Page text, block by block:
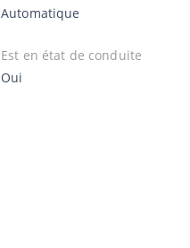
Automatique
Est en état de conduite
Oui